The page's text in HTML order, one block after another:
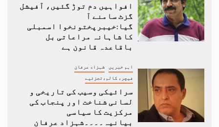
افواہیں دم توڑ گئیں، آفیشل
گزٹ سامنے آ
گیا:خیبرپختونخوا اسمبلی
کا شاہانہ مراعاتی بل
باقاعدہ قانون ہے
اہم خبریں شہزاد عرفان
فیچر، کالم،تجزئیے
سرائیکی وسیب کی تاریخی و
لسانی شناخت اور پنجاب کی
مرکزیت کا سیاسی
بیانیہ۔۔۔۔شہزاد عرفان